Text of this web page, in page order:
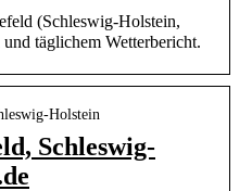
(Schleswig-Holstein,
täglichem Wetterbericht.
Holstein
Schleswig-